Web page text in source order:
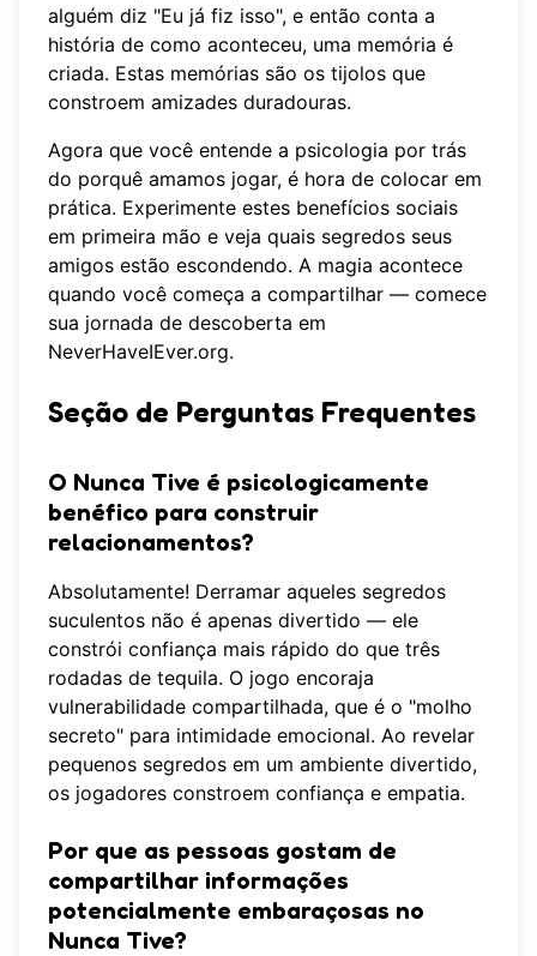
alguém diz "Eu já fiz isso", e então conta a
história de como aconteceu, uma memória é
criada. Estas memórias são os tijolos que
constroem amizades duradouras.
Agora que você entende a psicologia por trás
do porquê amamos jogar, é hora de colocar em
prática. Experimente estes benefícios sociais
em primeira mão e veja quais segredos seus
amigos estão escondendo. A magia acontece
quando você começa a compartilhar — comece
sua jornada de descoberta em
NeverHaveIEver.org.
Seção de Perguntas Frequentes
O Nunca Tive é psicologicamente
benéfico para construir
relacionamentos?
Absolutamente! Derramar aqueles segredos
suculentos não é apenas divertido — ele
constrói confiança mais rápido do que três
rodadas de tequila. O jogo encoraja
vulnerabilidade compartilhada, que é o "molho
secreto" para intimidade emocional. Ao revelar
pequenos segredos em um ambiente divertido,
os jogadores constroem confiança e empatia.
Por que as pessoas gostam de
compartilhar informações
potencialmente embaraçosas no
Nunca Tive?